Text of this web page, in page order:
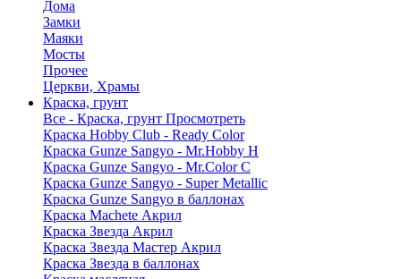
Дома
Замки
Маяки
Мосты
Прочее
Церкви, Храмы
Краска, грунт
Все - Краска, грунт Просмотреть
Краска Hobby Club - Ready Color
Краска Gunze Sangyo - Mr.Hobby H
Краска Gunze Sangyo - Mr.Color C
Краска Gunze Sangyo - Super Metallic
Краска Gunze Sangyo в баллонах
Краска Machete Акрил
Краска Звезда Акрил
Краска Звезда Мастер Акрил
Краска Звезда в баллонах